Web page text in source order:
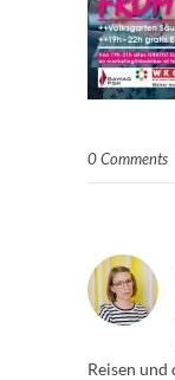
0 Comments
Reisen und